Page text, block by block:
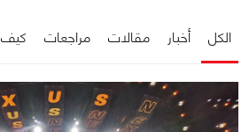
الكل أخبار مقالات مراجعات كيف